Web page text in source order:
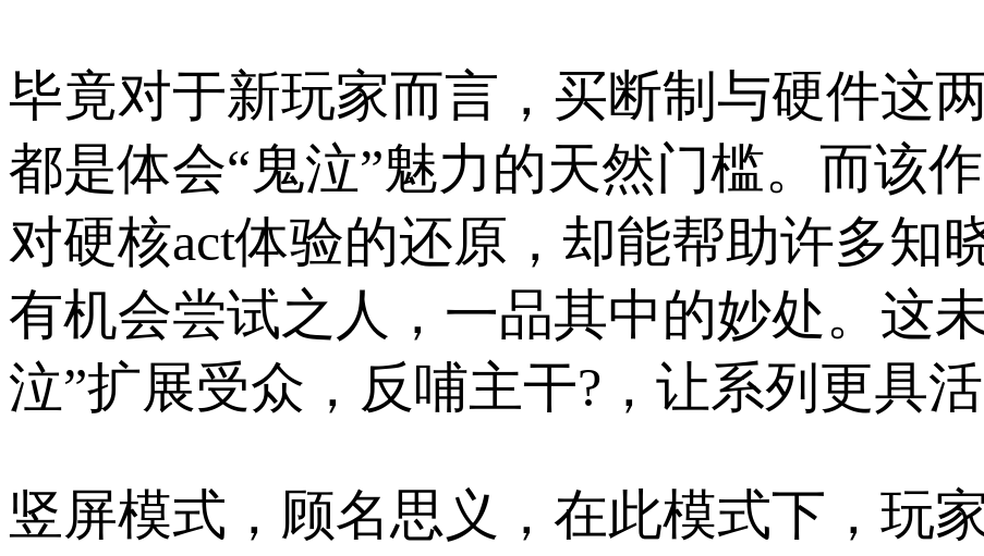
毕竟对于新玩家而言，买断制与硬件这
都是体会“鬼泣”魅力的天然门槛。而该
对硬核act体验的还原，却能帮助许多知
有机会尝试之人，一品其中的妙处。这
泣”扩展受众，反哺主干?，让系列更具活
竖屏模式，顾名思义，在此模式下，玩